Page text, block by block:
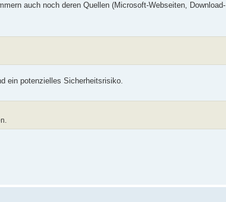
auch noch deren Quellen (Microsoft-Webseiten, Download-
ein potenzielles Sicherheitsrisiko.